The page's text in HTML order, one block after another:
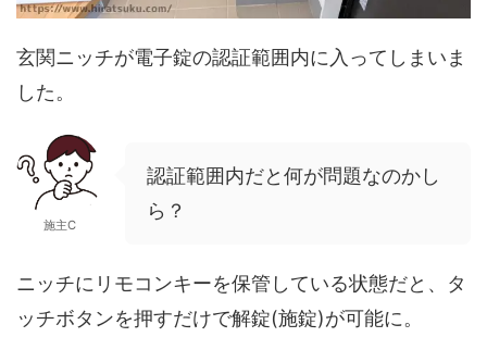
玄関ニッチが電子錠の認証範囲内に入ってしまいま
した。
施主C
認証範囲内だと何が問題なのかし
ら？
ニッチにリモコンキーを保管している状態だと、タ
ッチボタンを押すだけで解錠(施錠)が可能に。